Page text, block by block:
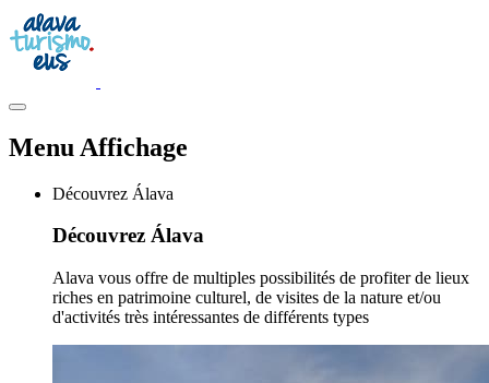
Menu Affichage
Découvrez Álava
Découvrez Álava
Alava vous offre de multiples possibilités de profiter de lieux
riches en patrimoine culturel, de visites de la nature et/ou
d'activités très intéressantes de différents types